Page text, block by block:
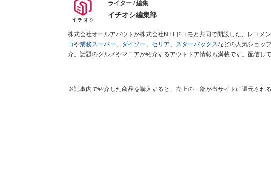
ライター / 編集
イチオシ編集部
株式会社オールアバウトが株式会社NTTドコモと共同で開設した、レコメ
コや業務スーパー、 ダイソー、 セリア、 スターバックスなどの人気ショッ
介。話題のグルメやマニアが紹介するアウトドア情報も満載です。配信し
※記事内で紹介した商品を購入すると、売上の一部が当サイトに還元される